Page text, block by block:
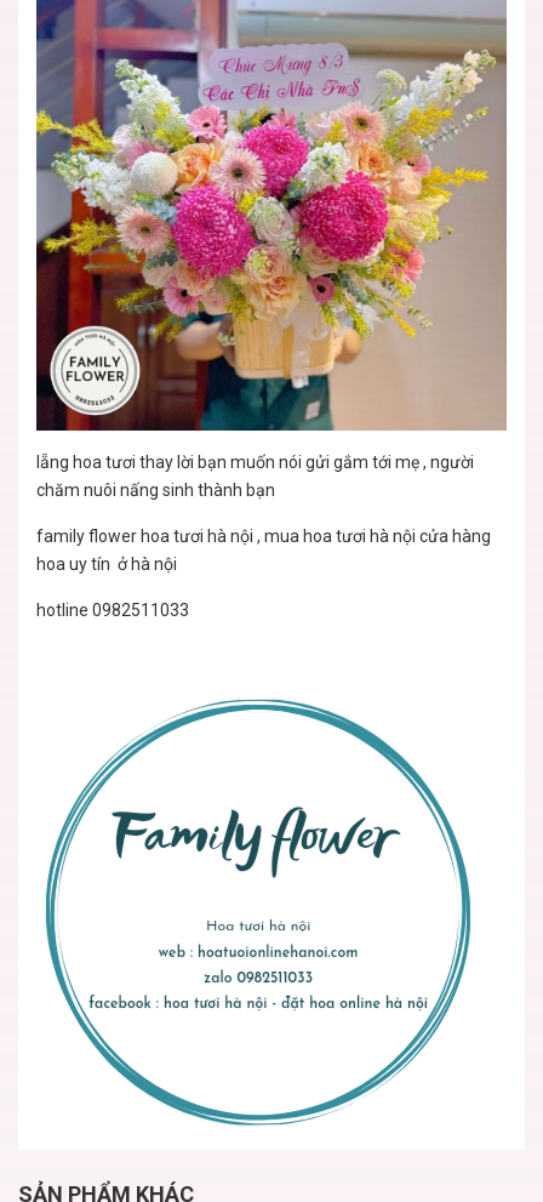
lẵng hoa tươi thay lời bạn muốn nói gửi gắm tới mẹ , người
chăm nuôi nấng sinh thành bạn
family flower hoa tươi hà nội , mua hoa tươi hà nội cửa hàng
hoa uy tín ở hà nội
hotline 0982511033
SẢN PHẨM KHÁC